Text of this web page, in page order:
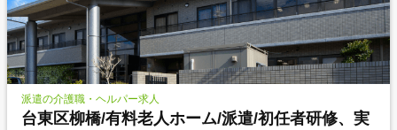
派遣の介護職・ヘルパー求人
台東区柳橋/有料老人ホーム/派遣/初任者研修、実